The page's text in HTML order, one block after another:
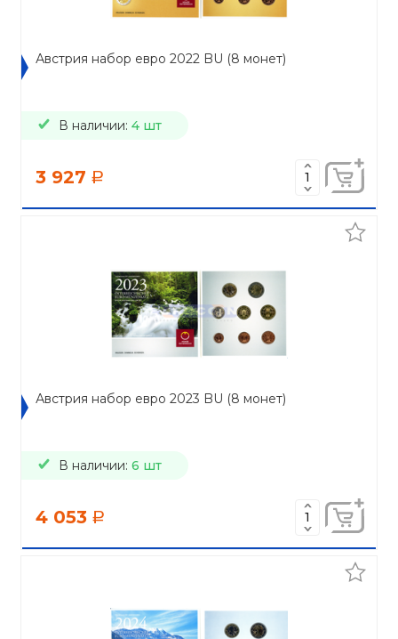
Австрия набор евро 2022 BU (8 монет)
В наличии: 4 шт
3 927 a
Австрия набор евро 2023 BU (8 монет)
В наличии: 6 шт
4 053 a